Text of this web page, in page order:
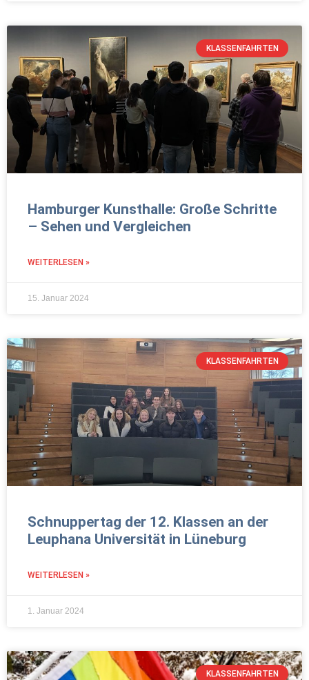
KLASSENFAHRTEN
Hamburger Kunsthalle: Große Schritte
– Sehen und Vergleichen
WEITERLESEN »
15. Januar 2024
KLASSENFAHRTEN
Schnuppertag der 12. Klassen an der
Leuphana Universität in Lüneburg
WEITERLESEN »
1. Januar 2024
KLASSENFAHRTEN